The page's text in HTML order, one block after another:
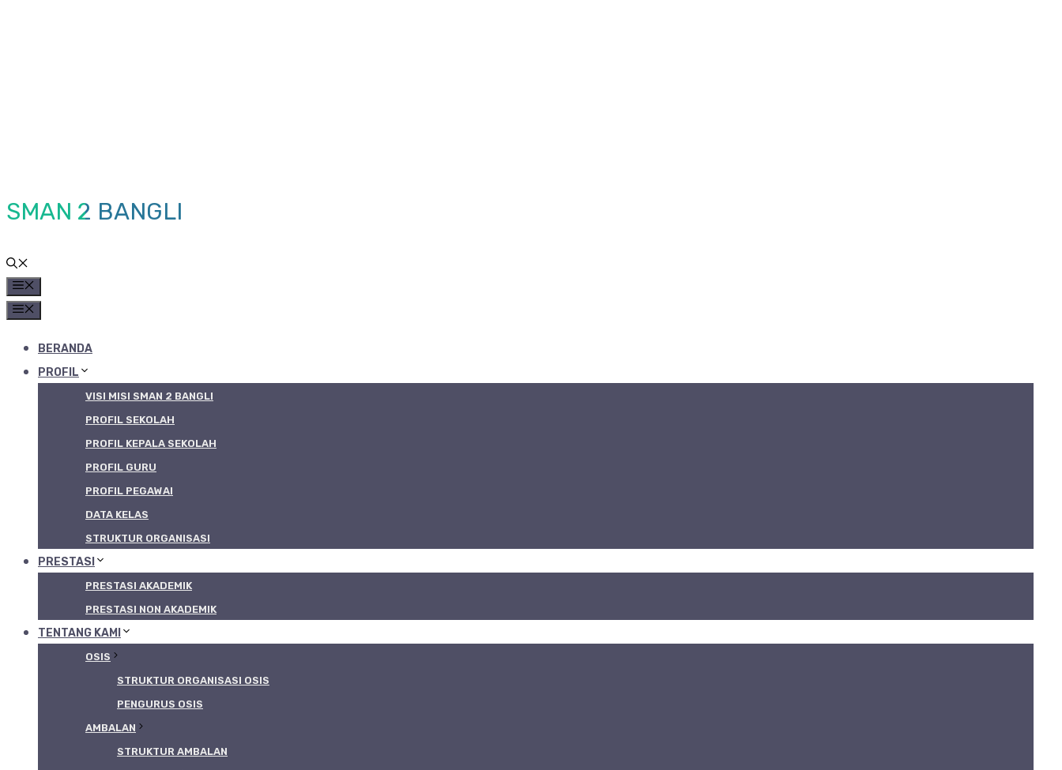
SMAN 2 BANGLI
BERANDA
PROFIL
VISI MISI SMAN 2 BANGLI
PROFIL SEKOLAH
PROFIL KEPALA SEKOLAH
PROFIL GURU
PROFIL PEGAWAI
DATA KELAS
STRUKTUR ORGANISASI
PRESTASI
PRESTASI AKADEMIK
PRESTASI NON AKADEMIK
TENTANG KAMI
OSIS
STRUKTUR ORGANISASI OSIS
PENGURUS OSIS
AMBALAN
STRUKTUR AMBALAN